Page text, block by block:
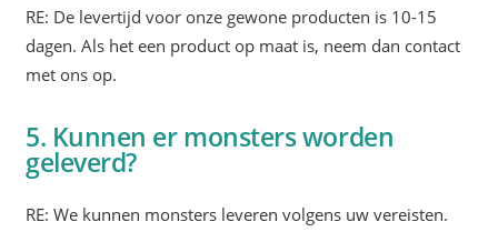
RE: De levertijd voor onze gewone producten is 10-15
dagen. Als het een product op maat is, neem dan contact
met ons op.
5. Kunnen er monsters worden
geleverd?
RE: We kunnen monsters leveren volgens uw vereisten.